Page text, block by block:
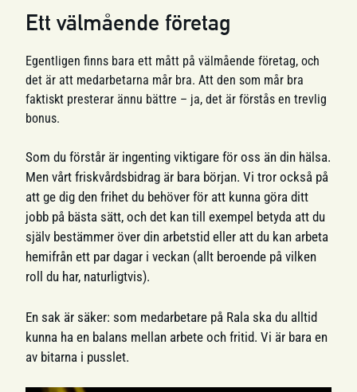
Ett välmående företag
Egentligen finns bara ett mått på välmående företag, och
det är att medarbetarna mår bra. Att den som mår bra
faktiskt presterar ännu bättre – ja, det är förstås en trevlig
bonus.
Som du förstår är ingenting viktigare för oss än din hälsa.
Men vårt friskvårdsbidrag är bara början. Vi tror också på
att ge dig den frihet du behöver för att kunna göra ditt
jobb på bästa sätt, och det kan till exempel betyda att du
själv bestämmer över din arbetstid eller att du kan arbeta
hemifrån ett par dagar i veckan (allt beroende på vilken
roll du har, naturligtvis).
En sak är säker: som medarbetare på Rala ska du alltid
kunna ha en balans mellan arbete och fritid. Vi är bara en
av bitarna i pusslet.